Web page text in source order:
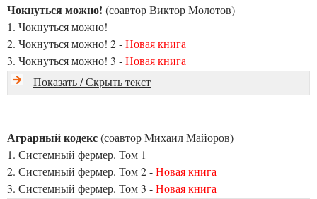
Чокнуться можно! (соавтор Виктор Молотов)
1. Чокнуться можно!
2. Чокнуться можно! 2 -Новая книга
3. Чокнуться можно! 3 -Новая книга
Показать / Скрыть текст
Аграрный кодекс(соавтор Михаил Майоров)
1. Системный фермер. Том 1
2. Системный фермер. Том 2 -Новая книга
3. Системный фермер. Том 3 -Новая книга